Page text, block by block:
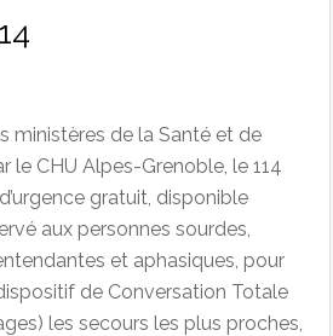
ministères de la Santé et de
le CHU Alpes-Grenoble, le 114
gratuit, disponible
aux personnes sourdes,
et aphasiques, pour
de Conversation Totale
les secours les plus proches,